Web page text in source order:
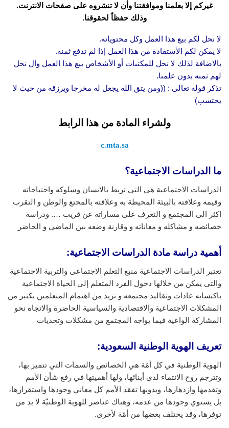
غيركم إلا بعلمنا وموافقتنا وأن لا تنشروه على صفحات الانترنت.
وذلك حفظاً لحقوقنا.
لا نحل لكم بيع هذا العمل وكل محتوياته.
لا يمكن لكم الأستفادة من هذا العمل إذا لم تدفع ثمنه.
بالاضافة لذلك لا نحل للمكتبات أو الأشخاص بيع هذا العمل وال نحل
لهم ثمنه بدون علمنا.
تذكر قوله تعالى : ((ومن يتق الله يجعل له مخرجا ويرزقه من حيث لا
يحتسب)
ولشراء المادة من هذا الرابط
c.mta.sa
ما الدراسات الاجتماعية؟
الدراسات الاجتماعية هي التي تربط بالانسان وسلوكه واحتياجاته
وقيمه وعلاقته بالبيئة المحيطة به وعلاقته بالمجتع والوطن و التقرب
اكثر الى المجتمع و التعرف على مساراته عن قريب …. ودراسة
خصائصه و مشاكله و معاناته و وقارنة وضعه بين الماضي و الحاضر
أهمية دراسة مادة الدراسات الاجتماعية:
تعتبر الدراسات الاجتماعية منبع التعلم الاجتماعى والتربية الاجتماعية
والتى يمكن من خلالها دخول الفرد المتعلم إلى الحياة الاجتماعية
باكتسابه عادات وتقاليد مجتمعه و تزيد من اهتمام المتعلمين بكثير من
المشكلات الاجتماعية والاقتصادية والسياسية الحاضرة والاتجاه نحو
المشاركة الواعية فيما يواجه المجتمع من مشكلات وتحديات
تعريف الهوية الوطنية السعودية:
الهوية الوطنية في كل أمّة هي الخصائص والسمات التي تتميز بها،
وتترجم روح الانتماء لدى أبنائها، ولها أهميتها في رفع شأن الأمم
وتقدمها وازدهارها، وبدونها تفقد الأمم كل معاني وجودها واستقرارها،
بل يستوي وجودها من عدمه، وهناك عناصر للهوية الوطنيّة لا بد من
توفرها، وقد يختلف بعضها من أمّة لأخرى.